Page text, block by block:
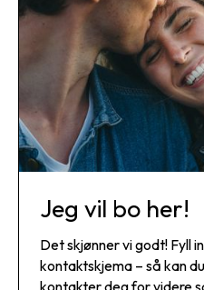
Jeg vil bo her!
Det skjønner vi godt! Fyll
kontaktskjema – så kan